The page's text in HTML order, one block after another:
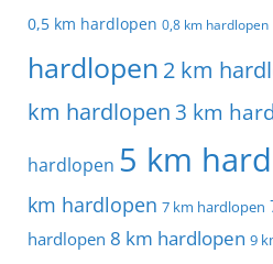
0,5 km hardlopen 0,8 km hardlopen
hardlopen 2 km
km hardlopen 3 km
hardlopen 5 km
km hardlopen 7 km hardlopen
hardlopen 8 km hardlopen 9